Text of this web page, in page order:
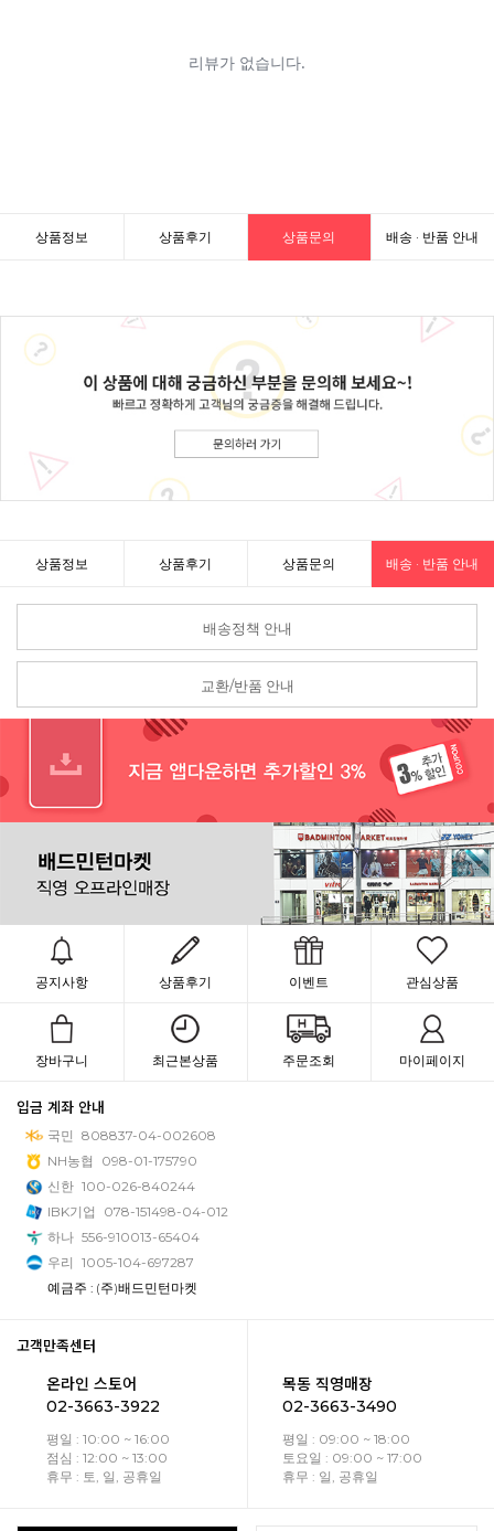
상품정보 상품후기 상품문의 배송 · 반품 안내
상품정보 상품후기 상품문의 배송 · 반품 안내
배송정책 안내
교환/반품 안내
공지사항 상품후기 이벤트 관심상품
장바구니 최근본상품 주문조회 마이페이지
입금 계좌 안내
국민 808837-04-002608
NH농협
098-01-175790
신한 100-026-840244
IBK기업
078-151498-04-012
하나 556-910013-65404
우리 1005-104-697287
예금주 : (주)배드민턴마켓
고객만족센터
온라인 스토어
02-3663-3922
평일 : 10:00 ~ 16:00
점심 : 12:00 ~ 13:00
휴무 : 토, 일, 공휴일
목동 직영매장
02-3663-3490
평일 : 09:00 ~ 18:00
토요일 : 09:00 ~ 17:00
휴무 : 일, 공휴일